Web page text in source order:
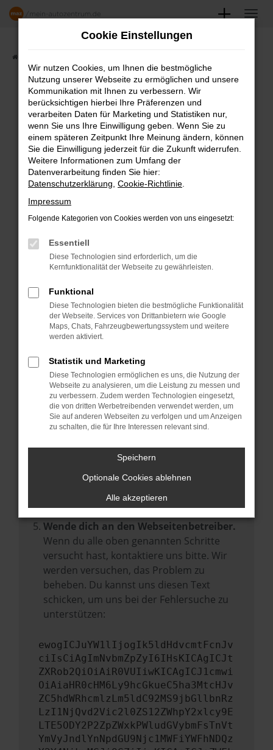
Zum
FAHRZEUGSHOWROOM
Fehler: Network Error
Beim Laden ist ein Fehler aufgetreten.
Hier sind ein paar Tipps, die dir helfen können:
Überprüfe deine Firewall und deine
Laden andere Webseiten, zum Beispiel
deine Suchmaschine?
Manche Erweiterungen, wie Werbeblocker,
können das Laden bestimmter Seiten
verhindern. Funktioniert die Seite in einem
anderen Browser oder in einem privaten
Starte dein Gerät neu.
Das kann manchmal helfen,
vorübergehende Probleme zu beheben.
Stelle sicher, dass dein Browser und dein
Betriebssystem auf dem neuesten Stand
sind.
Veraltete Software birgt nicht nur ein
Sicherheitsrisiko, sondern kann auch dazu
führen, dass bestimmte Funktionen nicht
mehr unterstützt werden.
Wende dich an den Webseitenbetreiber.
Wenn du alle oben genannten Schritte
versucht hast, kontaktiere uns bitte. Wir
werden versuchen, das Problem zu
beheben. Du kannst uns diesen Text
schicken, um uns bei der Fehlersuche zu
unterstützen:
ewogICJuYW1lIjogIk5ldHdvcmtFcnJv
ciIsCiAgImNvbmZpZyI6IHsKICAgICJt
ZXRob2QiOiAiR0VUIiwKICAgICJ1cmwi
OiAiaHR0cHM6Ly9hcGkueC5ha3MtcHJv
ZC5hdWRhcmlzLm5ldC92MS9jbGllbnRz
LzI1NjQvd2Vic2l0ZS12ZWhpY2xlcy9E
LTE5ODY2P2ZpZWxkPWludGVybmFsTnVt
YmVyJndlYnNpdGU9Njc1MWFiYWFhNDQz
Cookie Einstellungen
Wir nutzen Cookies, um Ihnen die bestmögliche
Nutzung unserer Webseite zu ermöglichen und unsere
Kommunikation mit Ihnen zu verbessern. Wir
berücksichtigen hierbei Ihre Präferenzen und
verarbeiten Daten für Marketing und Statistiken nur,
wenn Sie uns Ihre Einwilligung geben. Wenn Sie zu
einem späteren Zeitpunkt Ihre Meinung ändern, können
Sie die Einwilligung jederzeit für die Zukunft widerrufen.
Weitere Informationen zum Umfang der
Datenverarbeitung finden Sie hier:
Datenschutzerklärung Cookie-Richtlinie
Impressum
Folgende Kategorien von Cookies werden von uns eingesetzt:
Essentiell
Diese Technologien sind erforderlich, um die
Kernfunktionalität der Webseite zu gewährleisten.
Funktional
Diese Technologien bieten die bestmögliche Funktionalität
der Webseite. Services von Drittanbietern wie Google
Maps, Chats, Fahrzeugbewertungssystem und weitere
werden aktiviert.
Statistik und Marketing
Diese Technologien ermöglichen es uns, die Nutzung der
Webseite zu analysieren, um die Leistung zu messen und
zu verbessern. Zudem werden Technologien eingesetzt,
die von dritten Werbetreibenden verwendet werden, um
Sie auf anderen Webseiten zu verfolgen und um Anzeigen
zu schalten, die für Ihre Interessen relevant sind.
Speichern
Optionale Cookies ablehnen
Alle akzeptieren